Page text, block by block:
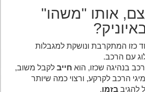
אותו "משהו"
כזו המתקרבת ונושקת למגבלות
עם הרכב.
בנהיגה שכזו, הואחייבלקבל משוב,
הרכב לקרקע, ורצוי כמה שיותר
בזמן.